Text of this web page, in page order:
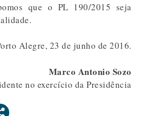
que o PL 190/2015 seja
Alegre, 23 de junho de 2016.
Marco Antonio Sozo
no exercício da Presidência